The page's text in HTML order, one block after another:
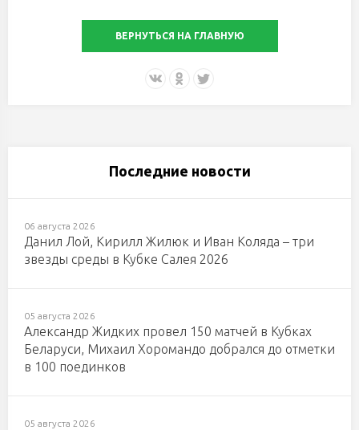
ВЕРНУТЬСЯ НА ГЛАВНУЮ
Последние новости
06 августа 2026
Данил Лой, Кирилл Жилюк и Иван Коляда – три
звезды среды в Кубке Салея 2026
05 августа 2026
Александр Жидких провел 150 матчей в Кубках
Беларуси, Михаил Хоромандо добрался до отметки
в 100 поединков
05 августа 2026